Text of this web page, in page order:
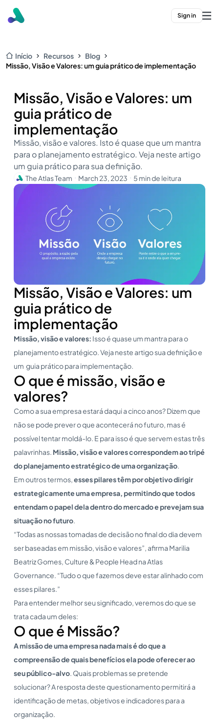
Sign in
Início Recursos
Blog
Missão, Visão e Valores: um guia prático de implementação
Missão, Visão e Valores: um
guia prático de
implementação
Missão, visão e valores. Isto é quase que um mantra
para o planejamento estratégico. Veja neste artigo
um guia prático para sua definição.
The Atlas Team ・ March 23, 2023 ・ 5 min de leitura
Missão, Visão e Valores: um
guia prático de
implementação
Missão, visão e valores: Isso é quase um mantra para o
planejamento estratégico. Veja neste artigo sua definição e
um guia prático para implementação.
O que é missão, visão e
valores?
Como a sua empresa estará daqui a cinco anos? Dizem que
não se pode prever o que acontecerá no futuro, mas é
possível tentar moldá-lo. E para isso é que servem estas três
palavrinhas. Missão, visão e valores correspondem ao tripé
do planejamento estratégico de uma organização.
Em outros termos,esses pilares têm por objetivo dirigir
estrategicamente uma empresa, permitindo que todos
entendam o papel dela dentro do mercado e prevejam sua
situação no futuro.
“Todas as nossas tomadas de decisão no final do dia devem
ser baseadas em missão, visão e valores”, afirma Marilia
Beatriz Gomes, Culture & People Head na Atlas
Governance. “Tudo o que fazemos deve estar alinhado com
esses pilares.”
Para entender melhor seu significado, veremos do que se
trata cada um deles:
O que é Missão?
A missão de uma empresa nada mais é do que a
compreensão de quais benefícios ela pode oferecer ao
seu público-alvo. Quais problemas se pretende
solucionar? A resposta deste questionamento permitirá a
identificação de metas, objetivos e indicadores para a
organização.